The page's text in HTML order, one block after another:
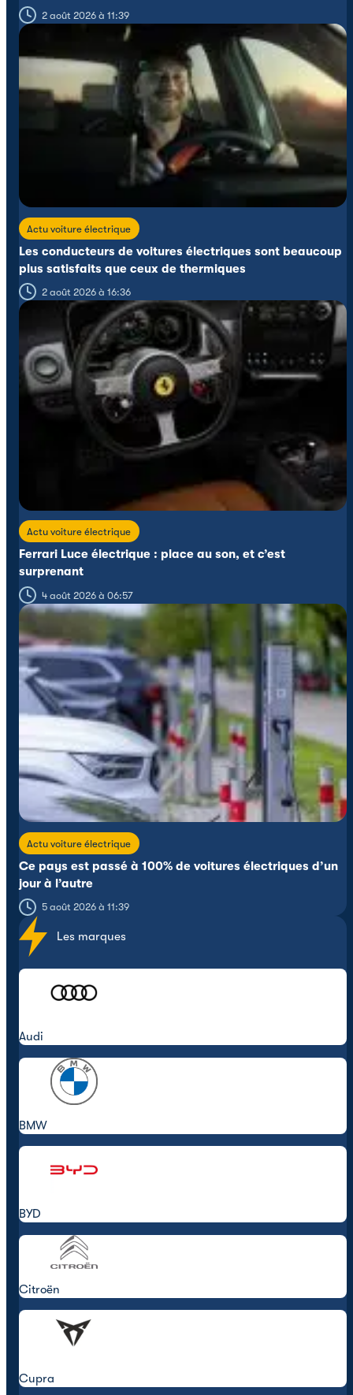
2 août 2026 à 11:39
Actu voiture électrique
Les conducteurs de voitures électriques sont beaucoup
plus satisfaits que ceux de thermiques
2 août 2026 à 16:36
Actu voiture électrique
Ferrari Luce électrique : place au son, et c’est
surprenant
4 août 2026 à 06:57
Actu voiture électrique
Ce pays est passé à 100% de voitures électriques d’un
jour à l’autre
5 août 2026 à 11:39
Les marques
Audi
BMW
BYD
Citroën
Cupra